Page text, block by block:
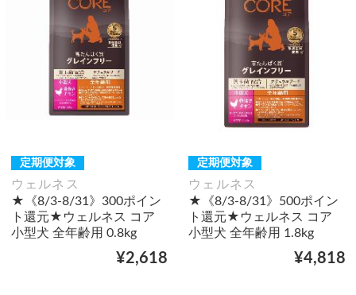
定期便対象
ウェルネス
★《8/3-8/31》300ポイン
ト還元★ウェルネス コア
小型犬 全年齢用 0.8kg
¥2,618
定期便対象
ウェルネス
★《8/3-8/31》500ポイン
ト還元★ウェルネス コア
小型犬 全年齢用 1.8kg
¥4,818